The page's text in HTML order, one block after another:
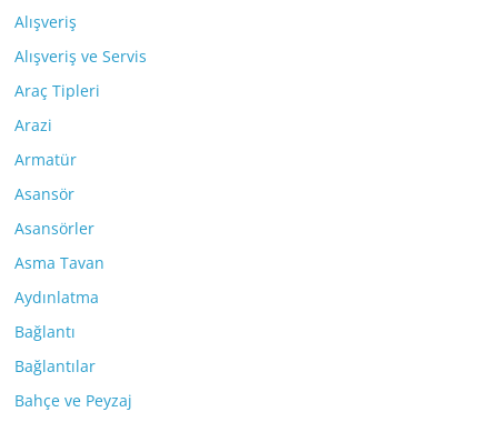
Alışveriş
Alışveriş ve Servis
Araç Tipleri
Arazi
Armatür
Asansör
Asansörler
Asma Tavan
Aydınlatma
Bağlantı
Bağlantılar
Bahçe ve Peyzaj